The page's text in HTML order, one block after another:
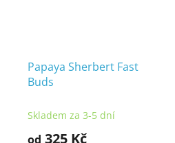
Papaya Sherbert Fast
Buds
Skladem za 3-5 dní
od 325 Kč